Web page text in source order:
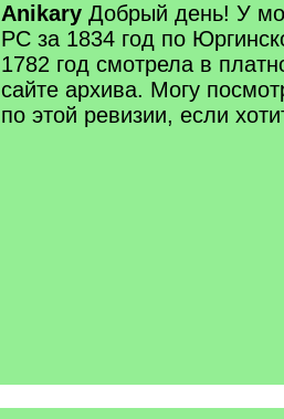
Anikary Добрый день! У
РС за 1834 год по
1782 год смотрела в
сайте архива. Могу
по этой ревизии, если